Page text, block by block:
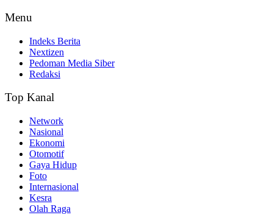
Menu
Indeks Berita
Nextizen
Pedoman Media Siber
Redaksi
Top Kanal
Network
Nasional
Ekonomi
Otomotif
Gaya Hidup
Foto
Internasional
Kesra
Olah Raga